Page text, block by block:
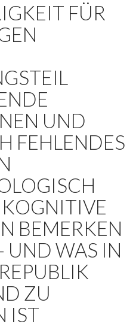
FÜR
UND
FEHLENDES
KOGNITIVE
BEMERKEN
UND WAS IN
ZU
IST